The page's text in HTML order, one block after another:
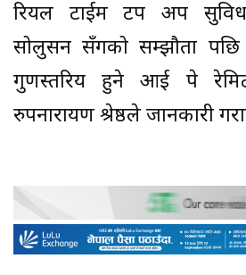
रियल टाईम टप अप
सोलुसन सँगको सम्झौता पछि
गुणस्तरिय हुने आई पे
रुपनारायण श्रेष्ठले जानकारी